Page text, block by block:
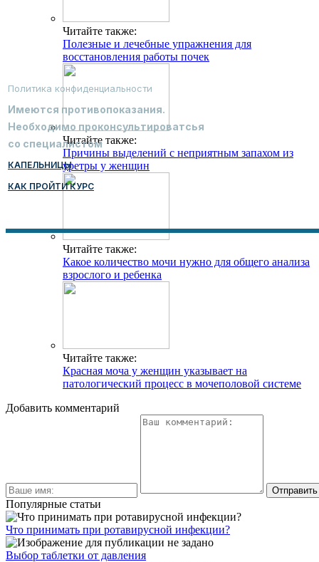
Читайте также:
Полезные и лечебные упражнения для
восстановления работы почек
Читайте также:
Причины выделений с неприятным запахом из
уретры у женщин
Читайте также:
Какое количество мочи нужно для общего анализа
взрослого и ребенка
Читайте также:
Красная моча у женщин указывает на
патологический процесс в мочеполовой системе
Добавить комментарий
Популярные статьи
Что принимать при ротавирусной инфекции?
Выбор таблетки от давления
Политика конфиденциальности
Имеются противопоказания.
Необходимо проконсультироватсья
со специалистом
КАПЕЛЬНИЦЫ
КАК ПРОЙТИ КУРС